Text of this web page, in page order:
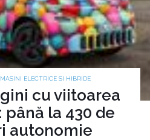
MASINI ELECTRICE SI HIBRIDE
cu viitoarea
până la 430 de
autonomie